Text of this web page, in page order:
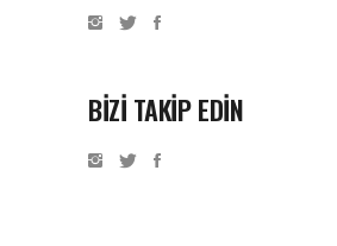
BİZİ TAKİP EDİN